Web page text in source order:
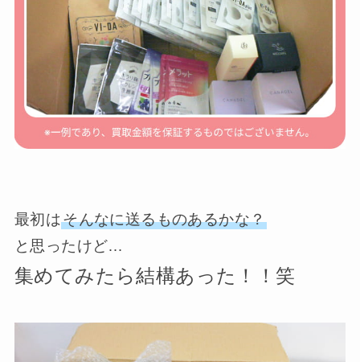
最初はそんなに送るものあるかな？
と思ったけど…
集めてみたら結構あった！！笑